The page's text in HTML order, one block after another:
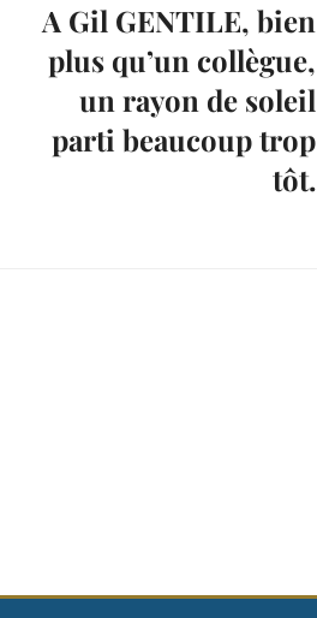
A Gil GENTILE, bien
plus qu’un collègue,
un rayon de soleil
parti beaucoup trop
tôt.